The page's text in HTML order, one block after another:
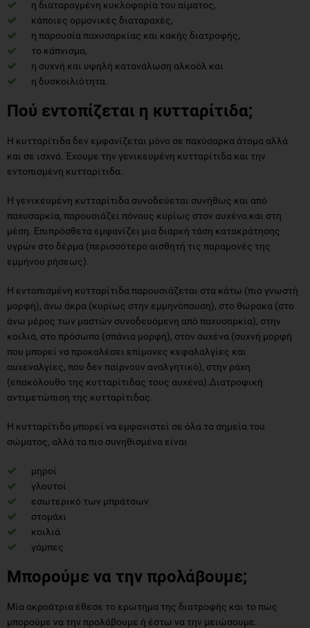
η διαταραγμένη κυκλοφορία του αίματος,
κάποιες ορμονικές διαταραχές,
η παρουσία παχυσαρκίας και κακής διατροφής,
το κάπνισμα,
η συχνή και υψηλή κατανάλωση αλκοόλ και
η δυσκοιλιότητα.
Πού εντοπίζεται η κυτταρίτιδα;
Η κυτταρίτιδα δεν εμφανίζεται μόνο σε παχύσαρκα άτομα αλλά
και σε ισχνά. Έχουμε την γενικευμένη κυτταρίτιδα και την
εντοπισμένη κυτταρίτιδα.
Η γενικευμένη κυτταρίτιδα συνοδεύεται συνήθως και από
παχυσαρκία, παρουσιάζει πόνους κυρίως στον αυχένα και στη
μέση. Επιπρόσθετα εμφανίζει μια διαρκή τάση κατακράτησης
υγρών στο δέρμα (περισσότερο αισθητή τις παραμονές της
εμμήνου ρήσεως).
Η εντοπισμένη κυτταρίτιδα παρουσιάζεται στα κάτω (πιο γνωστή
μορφή), άνω άκρα (κυρίως στην εμμηνόπαυση), στο θώρακα (στο
άνω μέρος των μαστών συνοδευόμενη από παχυσαρκία), στην
κοιλιά, στο πρόσωπο (σπάνια μορφή), στον αυχένα (συχνή μορφή
που μπορεί να προκαλέσει επίμονες κεφαλαλγίες και
αυχεναλγίες, που δεν παίρνουν αναλγητικό), στην ράχη
(επακόλουθο της κυτταρίτιδας τους αυχένα).Διατροφική
αντιμετώπιση της κυτταρίτιδας.
Η κυτταρίτιδα μπορεί να εμφανιστεί σε όλα τα σημεία του
σώματος, αλλά τα πιο συνηθισμένα είναι
μηροί
γλουτοί
εσωτερικό των μπράτσων
στομάχι
κοιλιά
γάμπες
Μπορούμε να την προλάβουμε;
Μία ακροάτρια έθεσε το ερώτημα της διατροφής και το πώς
μπορούμε να την προλάβουμε ή έστω να την μειώσουμε.